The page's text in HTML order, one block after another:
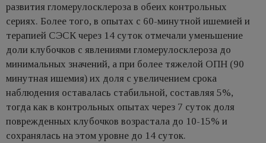
развития гломерулосклероза в обеих контрольных
сериях. Более того, в опытах с 60-минутной ишемией и
терапией СЭСК через 14 суток отмечали уменьшение
доли клубочков с явлениями гломерулосклероза до
минимальных значений, а при более тяжелой ОПН (90
минутная ишемия) их доля с увеличением срока
наблюдения оставалась стабильной, составляя 5%,
тогда как в контрольных опытах через 7 суток доля
поврежденных клубочков возрастала до 10-15% и
сохранялась на этом уровне до 14 суток.